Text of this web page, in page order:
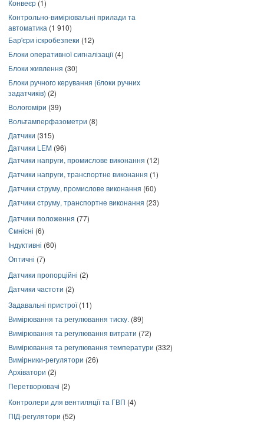
Конвеєр (1)
Контрольно-вимірювальні прилади та
автоматика (1 910)
Бар'єри іскробезпеки (12)
Блоки оперативної сигналізації(4)
Блоки живлення (30)
Блоки ручного керування (блоки ручних
задатчиків) (2)
Вологоміри (39)
Вольтамперфазометри (8)
Датчики (315)
Датчики LEM (96)
Датчики напруги, промислове виконання (12)
Датчики напруги, транспортне виконання (1)
Датчики струму, промислове виконання (60)
Датчики струму, транспортне виконання (23)
Датчики положення (77)
Ємнісні (6)
Індуктивні (60)
Оптичні (7)
Датчики пропорційні (2)
Датчики частоти (2)
Задавальні пристрої(11)
Вимірювання та регулювання тиску. (89)
Вимірювання та регулювання витрати (72)
Вимірювання та регулювання температури (332)
Вимірники-регулятори (26)
Архіватори (2)
Перетворювачі (2)
Контролери для вентиляції та ГВП (4)
ПІД-регулятори (52)